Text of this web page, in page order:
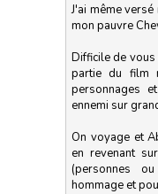
J'ai même
mon pauvre
Difficile de
partie du film
personnages
ennemi sur
On voyage et
en revenant
(personnes
hommage et